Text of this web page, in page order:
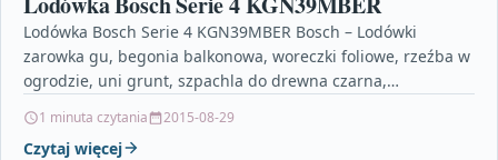
Lodówka Bosch Serie 4 KGN39MBER Bosch – Lodówki
zarowka gu, begonia balkonowa, woreczki foliowe, rzeźba w
ogrodzie, uni grunt, szpachla do drewna czarna,
1 minuta czytania 2015-08-29
Czytaj więcej